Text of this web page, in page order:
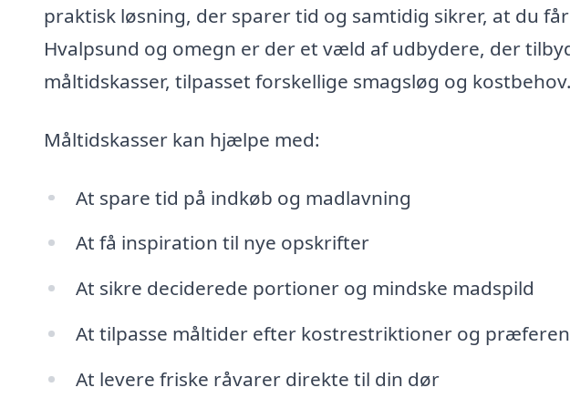
praktisk løsning, der sparer tid og samtidig sikrer, at du
Hvalpsund og omegn er der et væld af udbydere, der
måltidskasser, tilpasset forskellige smagsløg og kostbehov.
Måltidskasser kan hjælpe med:
At spare tid på indkøb og madlavning
At få inspiration til nye opskrifter
At sikre deciderede portioner og mindske madspild
At tilpasse måltider efter kostrestriktioner og
At levere friske råvarer direkte til din dør